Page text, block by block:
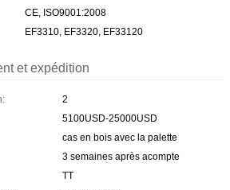
CE, ISO9001:2008
EF3310, EF3320, EF33120
et expédition
2
5100USD-25000USD
cas en bois avec la palette
3 semaines après acompte
TT